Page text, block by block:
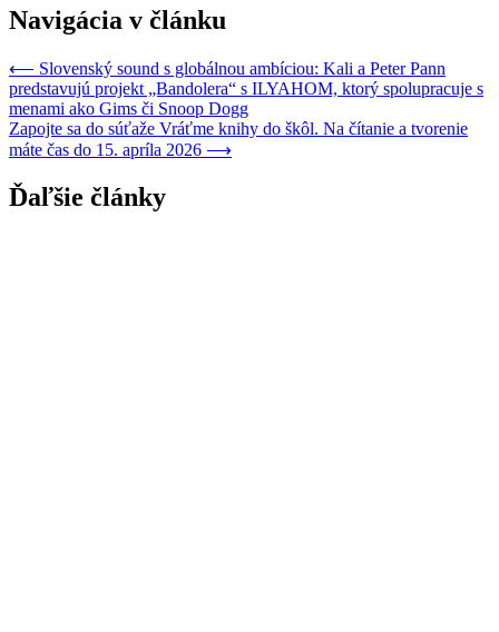
Navigácia v článku
⟵ Slovenský sound s globálnou ambíciou: Kali a Peter Pann
predstavujú projekt „Bandolera“ s ILYAHOM, ktorý spolupracuje s
menami ako Gims či Snoop Dogg
Zapojte sa do súťaže Vráťme knihy do škôl. Na čítanie a tvorenie
máte čas do 15. apríla 2026 ⟶
Ďaľšie články